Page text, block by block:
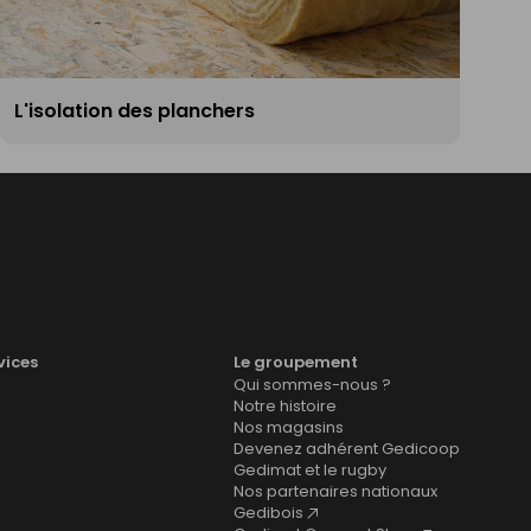
L'isolation des planchers
Le groupement
Qui sommes-nous ?
Notre histoire
Nos magasins
Devenez adhérent Gedicoop
Gedimat et le rugby
Nos partenaires nationaux
Gedibois